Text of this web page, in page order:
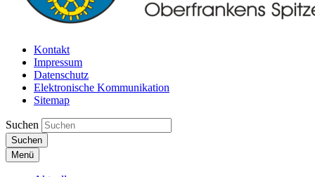
Kontakt
Impressum
Datenschutz
Elektronische Kommunikation
Sitemap
Suchen
Suchen
Menü